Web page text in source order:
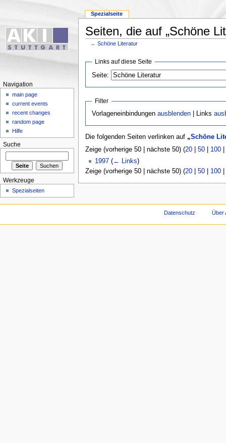
Seiten, die auf „Schöne
←Schöne Literatur
Links auf diese Seite
Seite:
Filter
Vorlageneinbindungenausblenden | Links
Die folgenden Seiten verlinken auf „Schöne
Zeige (vorherige 50 | nächste 50) (20| 50| 100|
1997 (← Links)
Zeige (vorherige 50 | nächste 50) (20| 50| 100|
Spezialseite
Navigation
main page
current events
recent changes
random page
Hilfe
Suche
Werkzeuge
Spezialseiten
Datenschutz Über